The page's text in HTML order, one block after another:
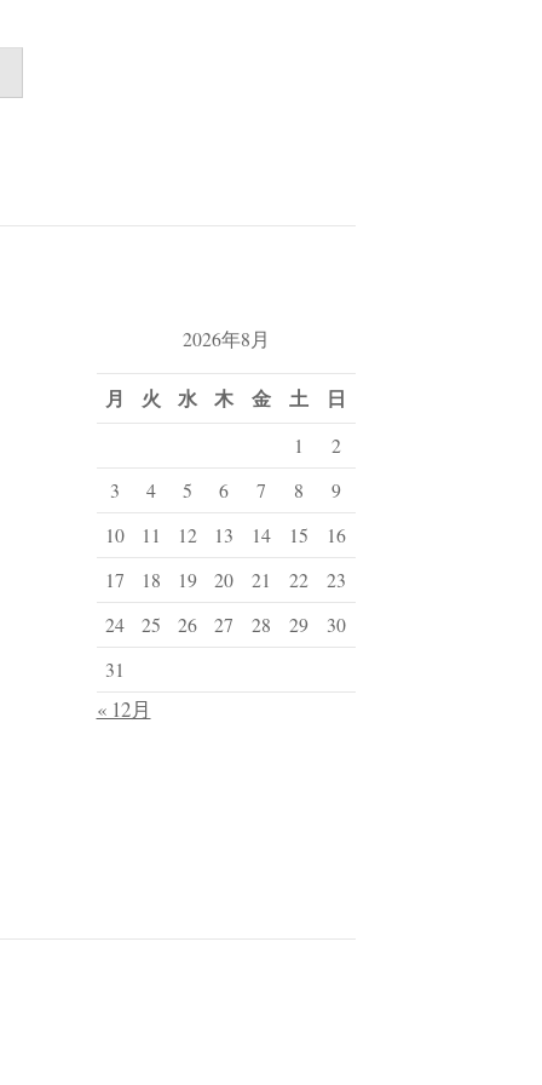
2026年8月
月 火 水 木 金 土 日
1
2
3
4 5 6 7 8
9
10
11 12 13 14 15
16
17
18 19 20 21 22
23
24
25 26 27 28 29
30
31
« 12月